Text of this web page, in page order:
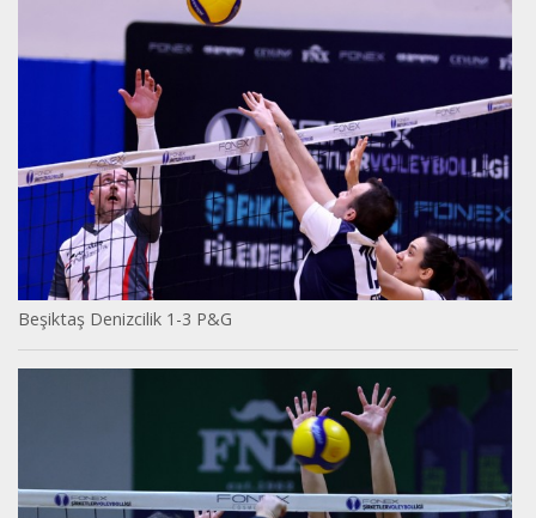
Beşiktaş Denizcilik 1-3 P&G